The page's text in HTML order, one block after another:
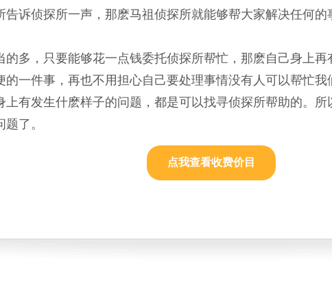
诉侦探所一声，那麽马祖侦探所就能够帮大家解决任何的
多，只要能够花一点钱委托侦探所帮忙，那麽自己身上
一件事，再也不用担心自己要处理事情没有人可以帮忙
有发生什麽样子的问题，都是可以找寻侦探所帮助的。
了。
点我查看收费价目